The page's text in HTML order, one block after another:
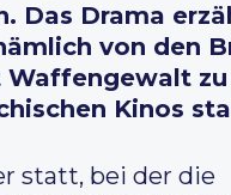
Das Drama
von den
Waffengewalt zu
Kinos
statt, bei der die